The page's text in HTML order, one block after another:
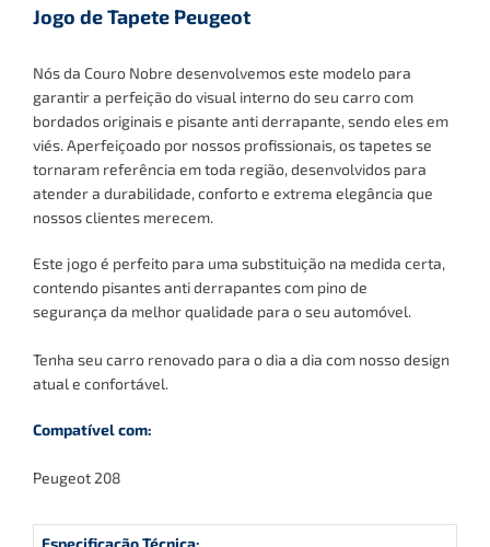
Jogo de Tapete Peugeot
Nós da Couro Nobre desenvolvemos este modelo para
garantir a perfeição do visual interno do seu carro com
bordados originais e pisante anti derrapante, sendo eles em
viés. Aperfeiçoado por nossos profissionais, os tapetes se
tornaram referência em toda região, desenvolvidos para
atender a durabilidade, conforto e extrema elegância que
nossos clientes merecem.
Este jogo é perfeito para uma substituição na medida certa,
contendo pisantes anti derrapantes com pino de
segurança da melhor qualidade para o seu automóvel.
Tenha seu carro renovado para o dia a dia com nosso design
atual e confortável.
Compatível com:
Peugeot 208
Especificação Técnica: